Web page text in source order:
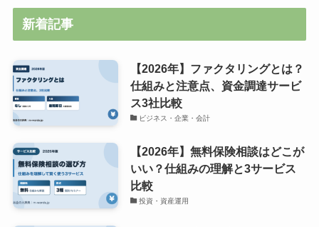
新着記事
【2026年】ファクタリングとは？
仕組みと注意点、資金調達サービ
ス3社比較
ビジネス・企業・会計
【2026年】無料保険相談はどこが
いい？仕組みの理解と3サービス
比較
投資・資産運用